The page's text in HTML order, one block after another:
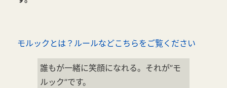
モルックとは？ルールなどこちらをご覧ください
誰もが一緒に笑顔になれる。それが”モ
ルック”です。